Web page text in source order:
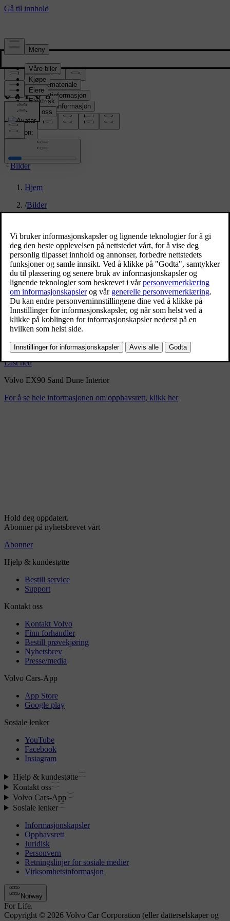
Presserom
Pressemateriale
Produktinformasjon
Selskapsinformasjon
Mediekontakter
location:
NO
Bilder
Hjem
/Bilder
Volvo EX90 Sand Dune
Interior
9/3/2024
Bokmerke
Del
Last ned
Volvo EX90 Sand Dune Interior
For å se hele informasjonen om opphavsrett, klikk her